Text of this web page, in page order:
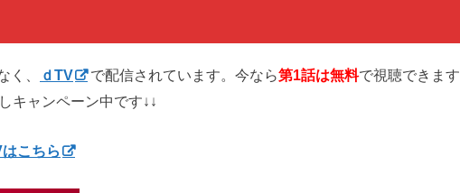
く、 ｄTV で配信されています。今なら第1話は無料で視聴できます
キャンペーン中です↓↓
こちら